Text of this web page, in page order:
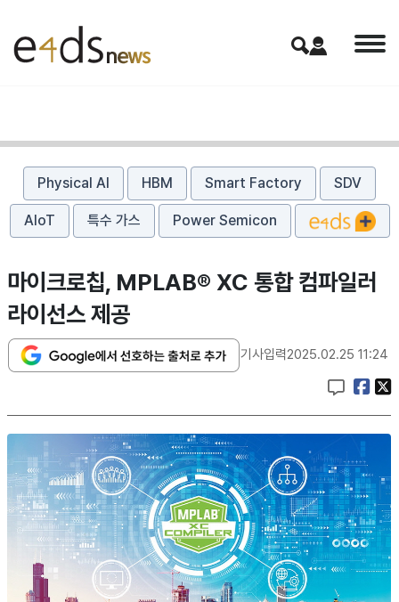
Physical AI HBM Smart Factory SDV
AIoT 특수 가스 Power Semicon
마이크로칩, MPLAB® XC 통합 컴파일러
라이선스 제공
기사입력2025.02.25 11:24